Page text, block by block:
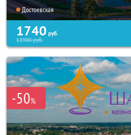
Достоевская
1740 руб.
13900руб.
-50%